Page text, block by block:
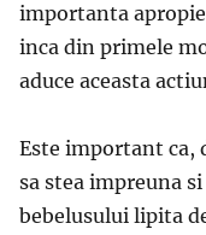
importanta
inca din primele
aduce aceasta
Este important ca,
sa stea impreuna
bebelusului lipita